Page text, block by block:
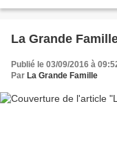
La Grande
Publié le 03/09/2016 à
Par La Grande Famille